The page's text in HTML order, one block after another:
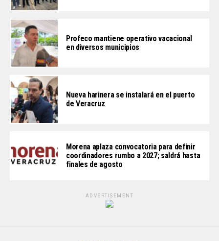
Profeco mantiene operativo vacacional
en diversos municipios
Nueva harinera se instalará en el puerto
de Veracruz
Morena aplaza convocatoria para definir
coordinadores rumbo a 2027; saldrá hasta
finales de agosto
ADVERTISEMENT